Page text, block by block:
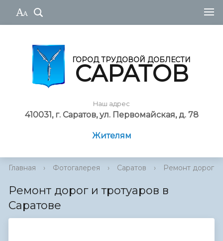
ГОРОД ТРУДОВОЙ ДОБЛЕСТИ
САРАТОВ
Наш адрес
410031, г. Саратов, ул. Первомайская, д. 78
Жителям
Главная › Фотогалерея › Саратов › Ремонт дорог и
Ремонт дорог и тротуаров в
Саратове